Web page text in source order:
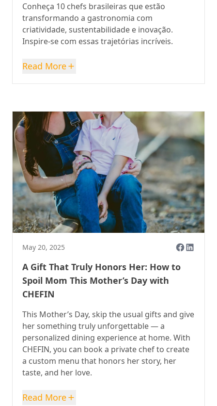
Conheça 10 chefs brasileiras que estão
transformando a gastronomia com
criatividade, sustentabilidade e inovação.
Inspire-se com essas trajetórias incríveis.
Read More
May 20, 2025
A Gift That Truly Honors Her: How to
Spoil Mom This Mother’s Day with
CHEFIN
This Mother’s Day, skip the usual gifts and give
her something truly unforgettable — a
personalized dining experience at home. With
CHEFIN, you can book a private chef to create
a custom menu that honors her story, her
taste, and her love.
Read More